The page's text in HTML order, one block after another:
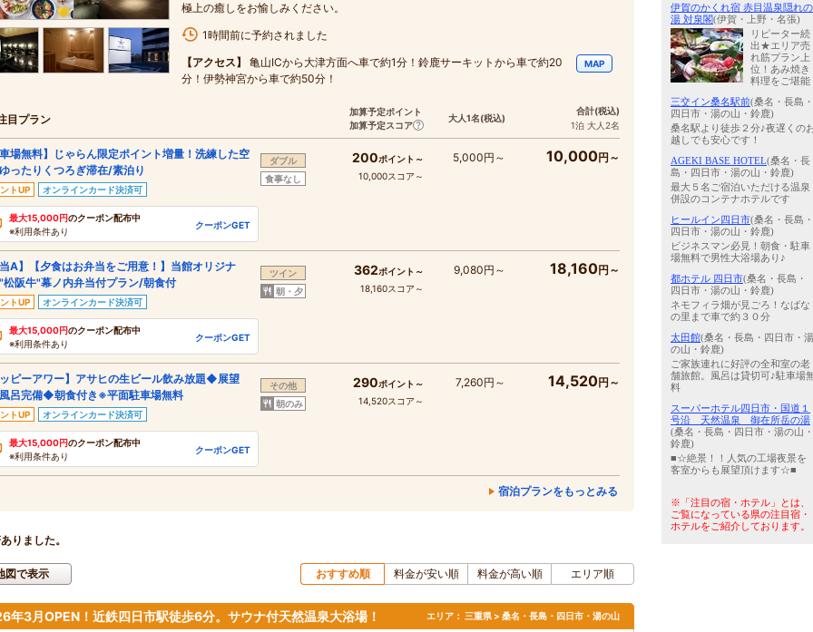
極上の癒しをお愉しみください。
1時間前に予約されました
【アクセス】
亀山ICから大津方面へ車で約1分！鈴鹿サーキットから車で約20
分！伊勢神宮から車で約50分！
MAP
目プラン
加算予定ポイント
加算予定スコア
大人1名(税込)
合計(税込)
1泊 大人2名
場無料】じゃらん限定ポイント増量！洗練した空
ったりくつろぎ滞在/素泊り
トUP オンラインカード決済可
最大15,000円のクーポン配布中
※利用条件あり
クーポンGET
ダブル
食事なし
200ポイント～
10,000スコア～
5,000円～ 10,000円～
A】【夕食はお弁当をご用意！】当館オリジナ
松阪牛"幕ノ内弁当付プラン/朝食付
トUP オンラインカード決済可
最大15,000円のクーポン配布中
※利用条件あり
クーポンGET
ツイン
朝・夕
362ポイント～
18,160スコア～
9,080円～ 18,160円～
ピーアワー】アサヒの生ビール飲み放題◆展望
呂完備◆朝食付き※平面駐車場無料
トUP オンラインカード決済可
最大15,000円のクーポン配布中
※利用条件あり
クーポンGET
その他
朝のみ
290ポイント～
14,520スコア～
7,260円～ 14,520円～
宿泊プランをもっとみる
りました。
図で表示 おすすめ順 料金が安い順 料金が高い順 エリア順
年3月OPEN！近鉄四日市駅徒歩6分。サウナ付天然温泉大浴場！ エリア： 三重県 > 桑名・長島・四日市・湯の山
伊賀のかくれ宿 赤目温泉隠れの
湯 対泉閣(伊賀・上野・名張)
リピーター続
出★エリア売
れ筋プラン上
位！あみ焼き
料理をご堪能
三交イン桑名駅前(桑名・長島・
四日市・湯の山・鈴鹿)
桑名駅より徒歩２分♪夜遅くの
越しでも安心です！
AGEKI BASE HOTEL(桑名・長
島・四日市・湯の山・鈴鹿)
最大５名ご宿泊いただける温泉
併設のコンテナホテルです
ヒールイン四日市(桑名・長島・
四日市・湯の山・鈴鹿)
ビジネスマン必見！朝食・駐車
場無料で男性大浴場あり♪
都ホテル 四日市(桑名・長島・
四日市・湯の山・鈴鹿)
ネモフィラ畑が見ごろ！なばな
の里まで車で約３０分
太田館(桑名・長島・四日市・湯
の山・鈴鹿)
ご家族連れに好評の全和室の老
舗旅館。風呂は貸切可♪駐車場
料
スーパーホテル四日市・国道１
号沿 天然温泉 御在所岳の湯
(桑名・長島・四日市・湯の山・
鈴鹿)
■☆絶景！！人気の工場夜景を
客室からも展望頂けます☆■
※「注目の宿・ホテル」とは、
ご覧になっている県の注目宿・
ホテルをご紹介しております。